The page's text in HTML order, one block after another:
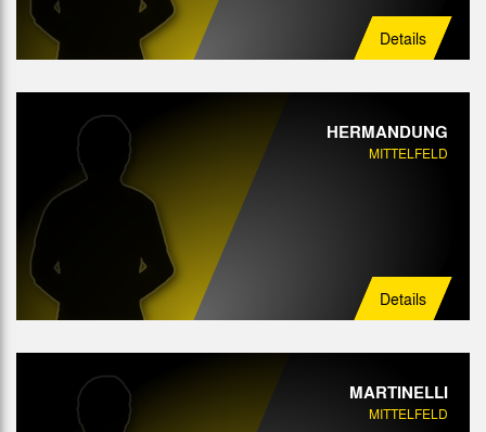
Details
HERMANDUNG
MITTELFELD
Details
MARTINELLI
MITTELFELD